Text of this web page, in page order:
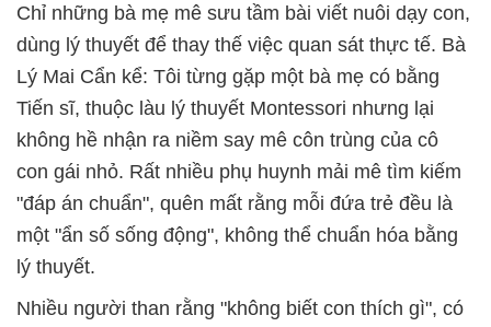
Chỉ những bà mẹ mê sưu tầm bài viết nuôi dạy con,
dùng lý thuyết để thay thế việc quan sát thực tế. Bà
Lý Mai Cẩn kể: Tôi từng gặp một bà mẹ có bằng
Tiến sĩ, thuộc làu lý thuyết Montessori nhưng lại
không hề nhận ra niềm say mê côn trùng của cô
con gái nhỏ. Rất nhiều phụ huynh mải mê tìm kiếm
"đáp án chuẩn", quên mất rằng mỗi đứa trẻ đều là
một "ẩn số sống động", không thể chuẩn hóa bằng
lý thuyết.
Nhiều người than rằng "không biết con thích gì", có